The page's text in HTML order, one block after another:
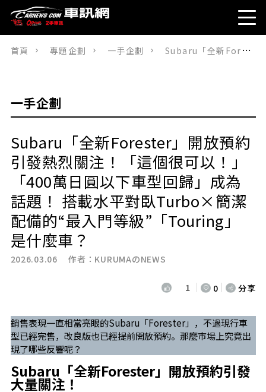
首頁 專題企劃 一手企劃 Subaru「全新Forester」開放預約引發熱烈關注！「這個很可以！」「400萬日圓以下車型回歸」成為話題！ 搭載水平對臥Turbo×簡潔配備的“最入門等級”「Touring」是什麼車？
一手企劃
Subaru「全新Forester」開放預約
引發熱烈關注！「這個很可以！」
「400萬日圓以下車型回歸」成為
話題！ 搭載水平對臥Turbo×簡潔
配備的“最入門等級”「Touring」
是什麼車？
2026.03.06 作者： KURUMAのNEWS
1 0 分享
銷售表現一直相當亮眼的Subaru「Forester」，不過現行車
型已經完售，改良版也已經提前開放預約。那麼市場上究竟出
現了哪些反響呢？
Subaru「全新Forester」開放預約引發
大量關注！